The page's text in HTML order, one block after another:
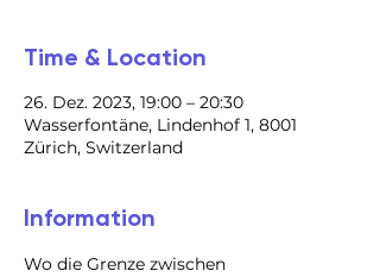
Time & Location
26. Dez. 2023, 19:00 – 20:30
Wasserfontäne, Lindenhof 1, 8001
Zürich, Switzerland
Information
Wo die Grenze zwischen